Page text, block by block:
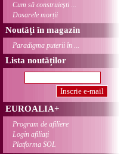
Cum să construiești ...
Dosarele morții
Noutăți în magazin
Paradigma puterii în ...
Lista noutăților
EUROALIA+
Program de afiliere
Login afiliați
Platforma SOL